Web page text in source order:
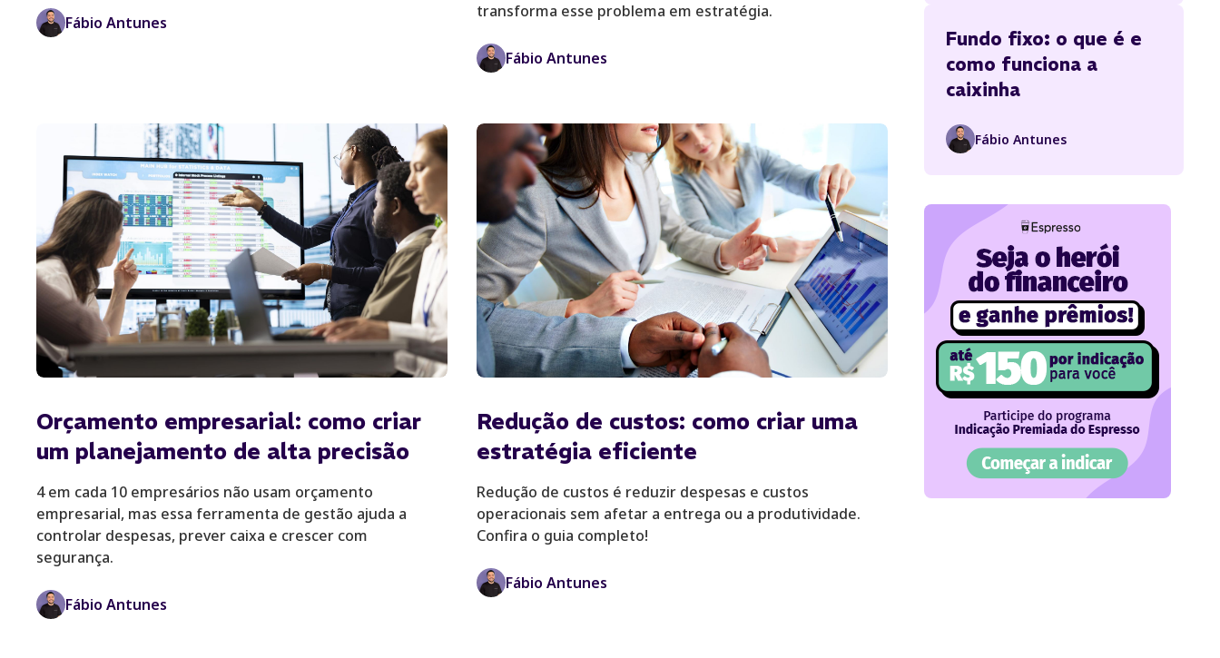
Fábio Antunes
transforma esse problema em estratégia.
Fábio Antunes
Orçamento empresarial: como criar
um planejamento de alta precisão
4 em cada 10 empresários não usam orçamento
empresarial, mas essa ferramenta de gestão ajuda a
controlar despesas, prever caixa e crescer com
segurança.
Fábio Antunes
Redução de custos: como criar uma
estratégia eficiente
Redução de custos é reduzir despesas e custos
operacionais sem afetar a entrega ou a produtividade.
Confira o guia completo!
Fábio Antunes
Fundo fixo: o que é e
como funciona a
caixinha
Fábio Antunes